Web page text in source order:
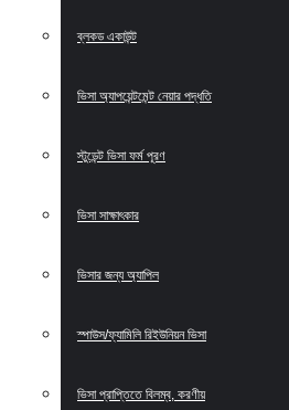
ব্লকড একাউন্ট
ভিসা অ্যাপয়েন্টমেন্ট নেয়ার পদ্ধতি
স্টুডেন্ট ভিসা ফর্ম পূরণ
ভিসা সাক্ষাৎকার
ভিসার জন্য অ্যাপিল
স্পাউস/ফ্যামিলি রিইউনিয়ন ভিসা
ভিসা প্রাপ্তিতে বিলম্ব, করণীয়